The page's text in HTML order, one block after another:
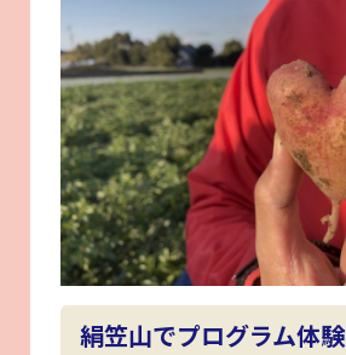
絹笠山でプログラム体験